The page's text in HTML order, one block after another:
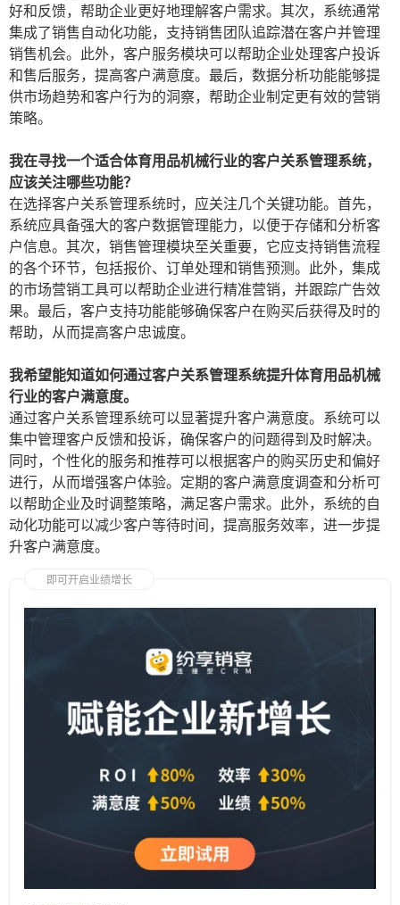
好和反馈，帮助企业更好地理解客户需求。其次，系统通常
集成了销售自动化功能，支持销售团队追踪潜在客户并管理
销售机会。此外，客户服务模块可以帮助企业处理客户投诉
和售后服务，提高客户满意度。最后，数据分析功能能够提
供市场趋势和客户行为的洞察，帮助企业制定更有效的营销
策略。
我在寻找一个适合体育用品机械行业的客户关系管理系统，
应该关注哪些功能？
在选择客户关系管理系统时，应关注几个关键功能。首先，
系统应具备强大的客户数据管理能力，以便于存储和分析客
户信息。其次，销售管理模块至关重要，它应支持销售流程
的各个环节，包括报价、订单处理和销售预测。此外，集成
的市场营销工具可以帮助企业进行精准营销，并跟踪广告效
果。最后，客户支持功能能够确保客户在购买后获得及时的
帮助，从而提高客户忠诚度。
我希望能知道如何通过客户关系管理系统提升体育用品机械
行业的客户满意度。
通过客户关系管理系统可以显著提升客户满意度。系统可以
集中管理客户反馈和投诉，确保客户的问题得到及时解决。
同时，个性化的服务和推荐可以根据客户的购买历史和偏好
进行，从而增强客户体验。定期的客户满意度调查和分析可
以帮助企业及时调整策略，满足客户需求。此外，系统的自
动化功能可以减少客户等待时间，提高服务效率，进一步提
升客户满意度。
即可开启业绩增长